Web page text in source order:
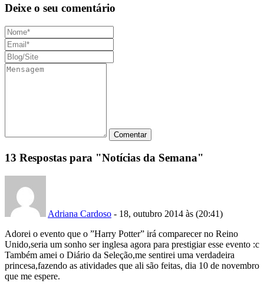
Deixe o seu comentário
13 Respostas para "Notícias da Semana"
Adriana Cardoso - 18, outubro 2014 às (20:41)
Adorei o evento que o ”Harry Potter” irá comparecer no Reino
Unido,seria um sonho ser inglesa agora para prestigiar esse evento :c
Também amei o Diário da Seleção,me sentirei uma verdadeira
princesa,fazendo as atividades que ali são feitas, dia 10 de novembro
que me espere.